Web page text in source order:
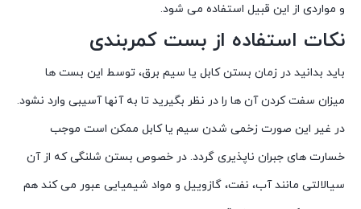
و مواردی از این قبیل استفاده می شود.
نکات استفاده از بست کمربندی
باید بدانید در زمان بستن کابل یا سیم برق، توسط این بست ها
میزان سفت کردن آن ها را در نظر بگیرید تا به آنها آسیبی وارد نشود.
در غیر این صورت زخمی شدن سیم یا کابل ممکن است موجب
خسارت های جبران ناپذیری گردد. در خصوص بستن شلنگی که از آن
سیالالتی مانند آب، نفت، گازوییل و مواد شیمیایی عبور می کند هم